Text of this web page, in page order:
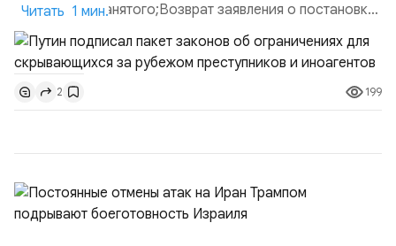
ИП или самозанятого;Возврат заявления о постановке
недвижимости на кадастровый учет;Ограничение
водительских прав;Запрет регистрации транспортных
средств и на заключение сделок по
доверенности;Отказ в заключении кредитного
договора, предоставлении государственных и
Читать 1 мин.
2 199